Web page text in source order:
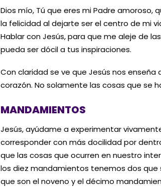
Dios mío, Tú que eres mi Padre
la felicidad al dejarte ser el centro de mi
Hablar con Jesús, para que me aleje de
pueda ser dócil a tus inspiraciones.
Con claridad se ve que Jesús nos
corazón. No solamente las cosas que se
MANDAMIENTOS
Jesús, ayúdame a experimentar
corresponder con más docilidad por
que las cosas que ocurren en nuestro
los diez mandamientos tenemos dos
que son el noveno y el décimo